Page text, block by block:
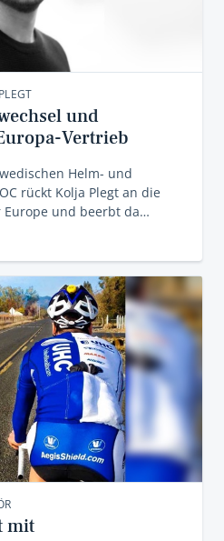
und
Vertrieb
Helm- und
rückt Kolja Plegt an die
Europe und beerbt da…
mit